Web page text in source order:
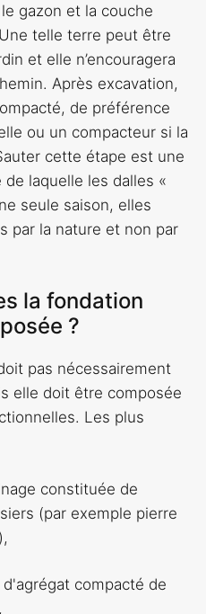
gazon et la couche
telle terre peut être
et elle n’encouragera
Après excavation,
de préférence
ou un compacteur si la
cette étape est une
laquelle les dalles «
seule saison, elles
par la nature et non par
la fondation
?
pas nécessairement
elle doit être composée
Les plus
constituée de
(par exemple pierre
compacté de